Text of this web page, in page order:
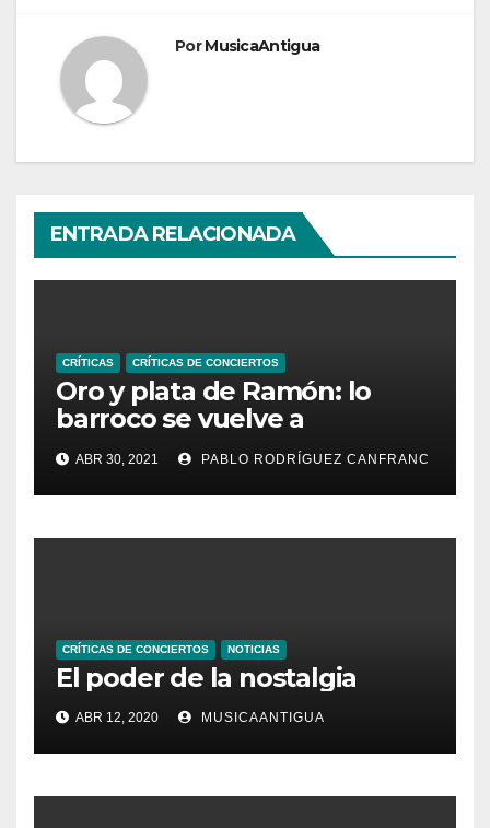
PorMusicaAntigua
ENTRADA RELACIONADA
CRÍTICAS CRÍTICAS DE CONCIERTOS
Oro y plata de Ramón: lo
barroco se vuelve a
encontrar con el jazz
ABR 30, 2021 PABLO RODRÍGUEZ CANFRANC
CRÍTICAS DE CONCIERTOS NOTICIAS
El poder de la nostalgia
ABR 12, 2020 MUSICAANTIGUA